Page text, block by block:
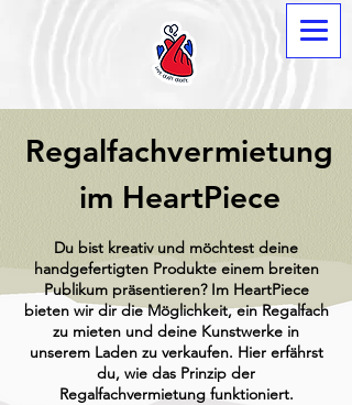
Regalfachvermietung
im HeartPiece
Du bist kreativ und möchtest deine
handgefertigten Produkte einem breiten
Publikum präsentieren? Im HeartPiece
bieten wir dir die Möglichkeit, ein Regalfach
zu mieten und deine Kunstwerke in
unserem Laden zu verkaufen. Hier erfährst
du, wie das Prinzip der
Regalfachvermietung funktioniert.